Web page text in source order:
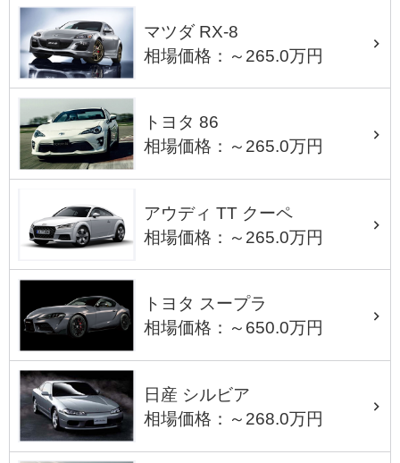
マツダ RX-8
相場価格：～265.0万円
トヨタ 86
相場価格：～265.0万円
アウディ TT クーペ
相場価格：～265.0万円
トヨタ スープラ
相場価格：～650.0万円
日産 シルビア
相場価格：～268.0万円